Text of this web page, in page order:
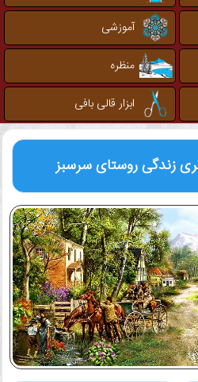
آموزشی
منظره
ابزار قالی بافی
زندگی روستای سرسبز